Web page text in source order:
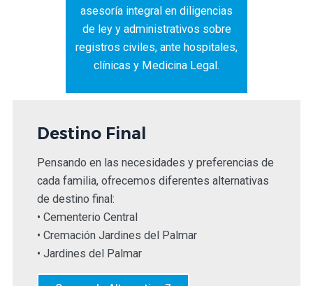
asesoría integral en diligencias
de ley y administrativos sobre
registros civiles, ante hospitales,
clínicas y Medicina Legal.
Destino Final
Pensando en las necesidades y preferencias de
cada familia, ofrecemos diferentes alternativas
de destino final:
• Cementerio Central
• Cremación Jardines del Palmar
• Jardines del Palmar